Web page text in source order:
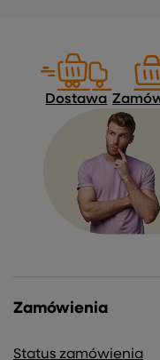
Dostawa
Zamówienia
Status zamówienia